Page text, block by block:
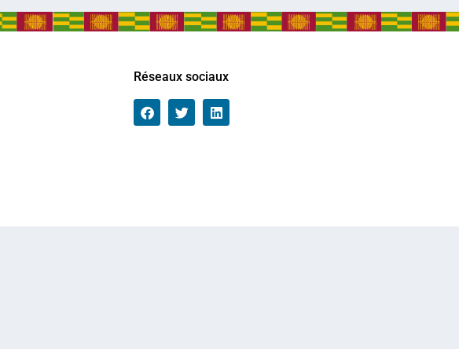
Réseaux sociaux